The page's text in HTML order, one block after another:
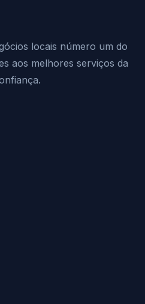
locais número um do
aos melhores serviços da